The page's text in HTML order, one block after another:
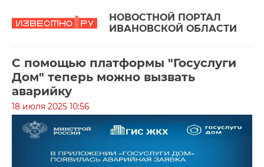
НОВОСТНОЙ ПОРТАЛ
ИВАНОВСКОЙ ОБЛАСТИ
С помощью платформы "Госуслуги
Дом" теперь можно вызвать
аварийку
18 июля 2025 10:56